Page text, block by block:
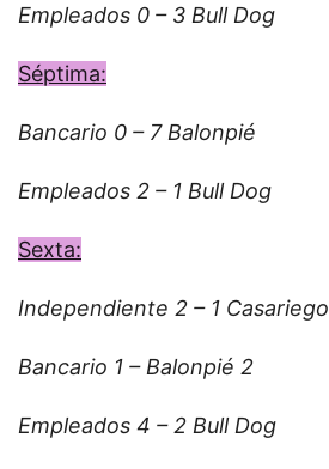
Empleados 0 – 3 Bull Dog
Séptima:
Bancario 0 – 7 Balonpié
Empleados 2 – 1 Bull Dog
Sexta:
Independiente 2 – 1 Casariego
Bancario 1 – Balonpié 2
Empleados 4 – 2 Bull Dog